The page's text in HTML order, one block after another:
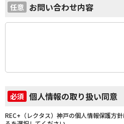
任意 お問い合わせ内容
必須 個人情報の取り扱い同意
REC+（レクタス）神戸の個人情報保護方